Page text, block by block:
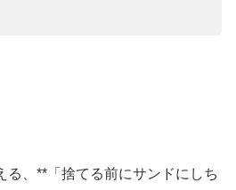
る、**「捨てる前にサンドにしち